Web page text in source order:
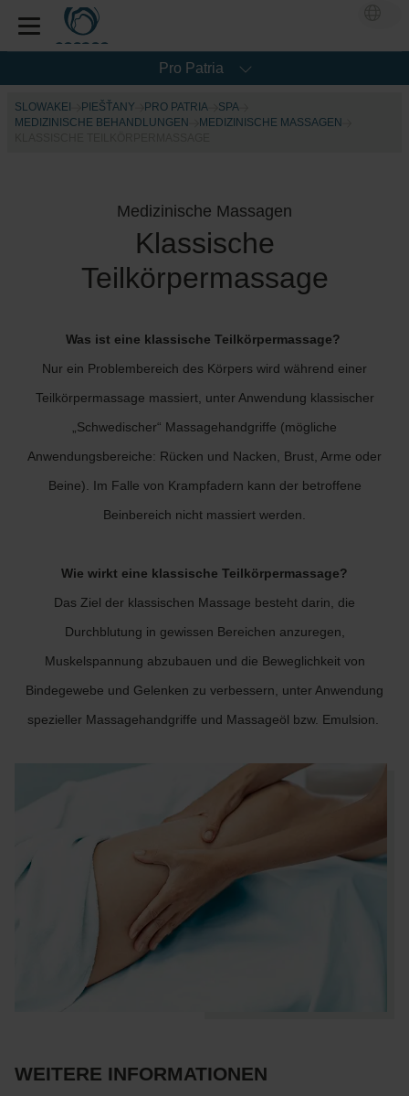
Pro Patria
SLOWAKEI PIEŠŤANY PRO PATRIA
SPA
MEDIZINISCHE BEHANDLUNGEN
MEDIZINISCHE MASSAGEN
Medizinische Massagen
Klassische
Teilkörpermassage
Was ist eine klassische Teilkörpermassage?
Nur ein Problembereich des Körpers wird während einer
Teilkörpermassage massiert, unter Anwendung klassischer
„Schwedischer“ Massagehandgriffe (mögliche
Anwendungsbereiche: Rücken und Nacken, Brust, Arme oder
Beine). Im Falle von Krampfadern kann der betroffene
Beinbereich nicht massiert werden.
Wie wirkt eine klassische Teilkörpermassage?
Das Ziel der klassischen Massage besteht darin, die
Durchblutung in gewissen Bereichen anzuregen,
Muskelspannung abzubauen und die Beweglichkeit von
Bindegewebe und Gelenken zu verbessern, unter Anwendung
spezieller Massagehandgriffe und Massageöl bzw. Emulsion.
WEITERE INFORMATIONEN